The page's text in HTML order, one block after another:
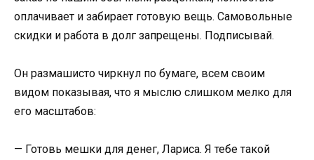
оплачивает и забирает готовую вещь. Самовольные
скидки и работа в долг запрещены. Подписывай.
Он размашисто чиркнул по бумаге, всем своим
видом показывая, что я мыслю слишком мелко для
его масштабов:
— Готовь мешки для денег, Лариса. Я тебе такой